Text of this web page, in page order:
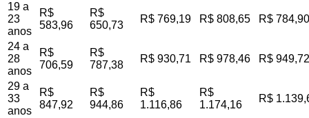
19 a
23
anos
R$
583,96
R$
650,73
R$ 769,19 R$ 808,65 R$ 784,90
24 a
28
anos
R$
706,59
R$
787,38
R$ 930,71 R$ 978,46 R$ 949,72
29 a
33
anos
R$
847,92
R$
944,86
R$
1.116,86
R$
1.174,16
R$